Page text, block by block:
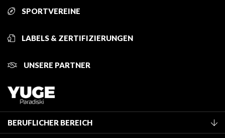
SPORTVEREINE
LABELS & ZERTIFIZIERUNGEN
UNSERE PARTNER
BERUFLICHER BEREICH